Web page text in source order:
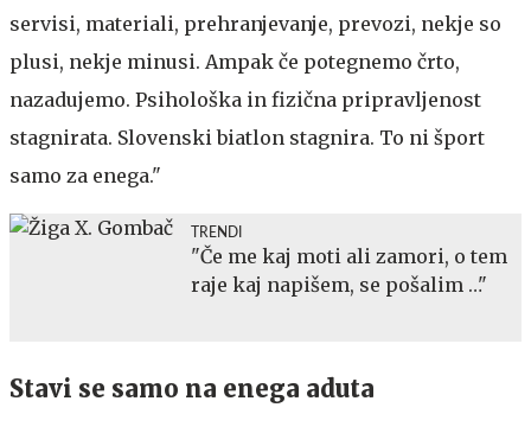
servisi, materiali, prehranjevanje, prevozi, nekje so
plusi, nekje minusi. Ampak če potegnemo črto,
nazadujemo. Psihološka in fizična pripravljenost
stagnirata. Slovenski biatlon stagnira. To ni šport
samo za enega."
TRENDI
"Če me kaj moti ali zamori, o tem
raje kaj napišem, se pošalim …"
Stavi se samo na enega aduta